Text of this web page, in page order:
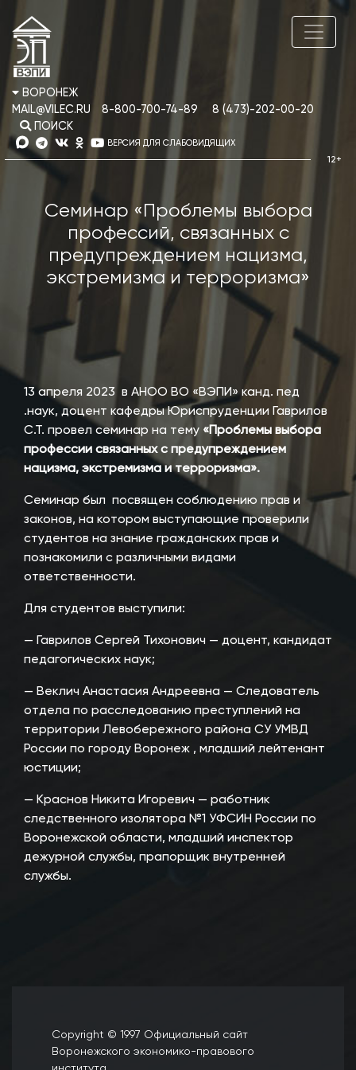
ВОРОНЕЖ
MAIL@VILEC.RU
8-800-700-74-89
8 (473)-202-00-20
ПОИСК
ВЕРСИЯ ДЛЯ СЛАБОВИДЯЩИХ
Семинар «Проблемы выбора
профессий, связанных с
предупреждением нацизма,
экстремизма и терроризма»
13 апреля 2023 в АНОО ВО «ВЭПИ» канд. пед
.наук, доцент кафедры Юриспруденции Гаврилов
С.Т. провел семинар на тему «Проблемы выбора
профессии связанных с предупреждением
нацизма, экстремизма и терроризма».
Семинар был посвящен соблюдению прав и
законов, на котором выступающие проверили
студентов на знание гражданских прав и
познакомили с различными видами
ответственности.
Для студентов выступили:
— Гаврилов Сергей Тихонович — доцент, кандидат
педагогических наук;
— Веклич Анастасия Андреевна — Следователь
отдела по расследованию преступлений на
территории Левобережного района СУ УМВД
России по городу Воронеж , младший лейтенант
юстиции;
— Краснов Никита Игоревич — работник
следственного изолятора №1 УФСИН России по
Воронежской области, младший инспектор
дежурной службы, прапорщик внутренней
службы.
Copyright © 1997 Официальный сайт
Воронежского экономико-правового